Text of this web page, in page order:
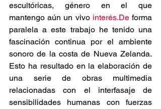
escultóricas, género en el que
mantengo aún un vivo interés.De forma
paralela a este trabajo he tenido una
fascinación continua por el ambiente
sonoro de la costa de Nueva Zelanda.
Esto ha resultado en la elaboración de
una serie de obras multimedia
relacionadas con el interfasaje de
sensibilidades humanas con fuerzas